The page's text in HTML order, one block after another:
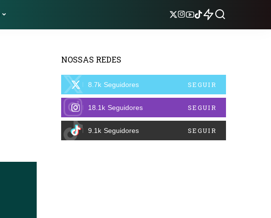
NOSSAS REDES
8.7k Seguidores SEGUIR
18.1k Seguidores SEGUIR
9.1k Seguidores SEGUIR